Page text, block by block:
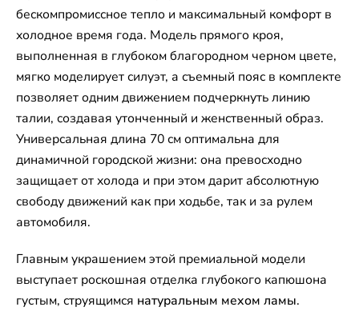
бескомпромиссное тепло и максимальный комфорт в
холодное время года. Модель прямого кроя,
выполненная в глубоком благородном черном цвете,
мягко моделирует силуэт, а съемный пояс в комплекте
позволяет одним движением подчеркнуть линию
талии, создавая утонченный и женственный образ.
Универсальная длина 70 см оптимальна для
динамичной городской жизни: она превосходно
защищает от холода и при этом дарит абсолютную
свободу движений как при ходьбе, так и за рулем
автомобиля.
Главным украшением этой премиальной модели
выступает роскошная отделка глубокого капюшона
густым, струящимся натуральным мехом ламы.